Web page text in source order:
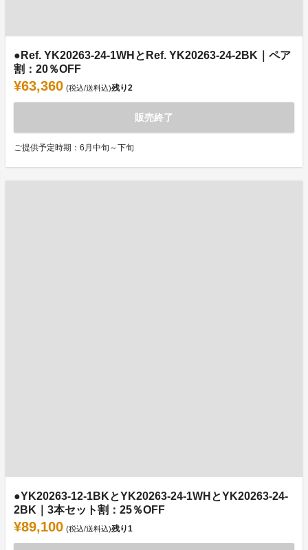
●Ref. YK20263-24-1WHとRef. YK20263-24-2BK｜ペア
割：20％OFF
¥63,360 (税込/送料込)残り2
販売終了
ご提供予定時期：6月中旬～下旬
●YK20263-12-1BKとYK20263-24-1WHとYK20263-24-
2BK｜3本セット割：25％OFF
¥89,100 (税込/送料込)残り1